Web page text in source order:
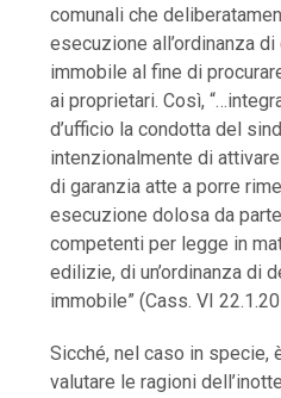
comunali che
esecuzione all’ordinanza
immobile al fine di
ai proprietari. Così,
d’ufficio la condotta del
intenzionalmente di
di garanzia atte a porre
esecuzione dolosa da
competenti per legge in
edilizie, di un’ordinanza di
immobile” (Cass. VI
Sicché, nel caso in specie,
valutare le ragioni